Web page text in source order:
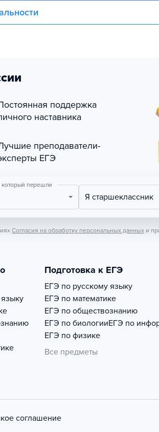
поддержка
наставника
преподаватели-
ЕГЭ
который перешли
Я старшеклассник
Согласия на обработку персональных данных и
Подготовка к ЕГЭ
ЕГЭ по русскому языку
ЕГЭ по математике
ЕГЭ по обществознанию
ЕГЭ по биологииЕГЭ по
ЕГЭ по физике
Все предметы
соглашение